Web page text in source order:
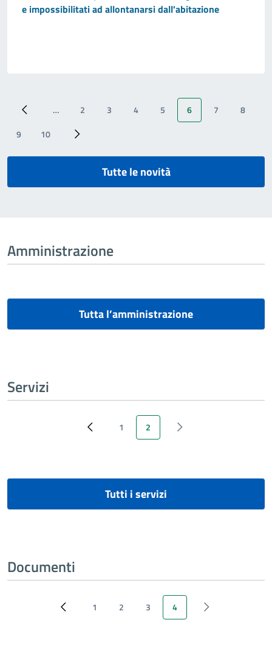
e impossibilitati ad allontanarsi dall'abitazione
‹ Previous
… Page
2 Page
3 Page
4 Page
5 Pagina attuale
6 Page
7 Page
8
Page
9 Page
10 Next ›
Tutte le novità
Amministrazione
Tutta l’amministrazione
Servizi
‹ PreviousPage
1 Pagina attuale
2 ‹ Next
Tutti i servizi
Documenti
‹ PreviousPage
1 Page
2 Page
3 Pagina attuale
4 ‹ Next